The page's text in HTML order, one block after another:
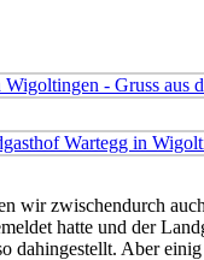
wir zwischendurch
hatte und der
dahingestellt. Aber